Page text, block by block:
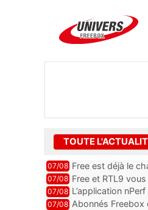
TOUTE
07/08 Free est déjà le
encore au moin...
07/08 Free et RTL9
l’obtenir
07/08 L’application
Mobile, Orange,
07/08 Abonnés Freebox